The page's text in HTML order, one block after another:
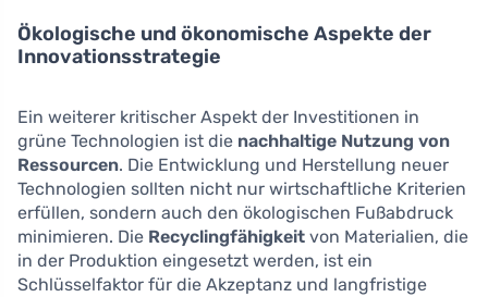
Ökologische und ökonomische Aspekte der
Innovationsstrategie
Ein weiterer kritischer Aspekt der Investitionen in
grüne Technologien ist die nachhaltige Nutzung von
Ressourcen. Die Entwicklung und Herstellung neuer
Technologien sollten nicht nur wirtschaftliche Kriterien
erfüllen, sondern auch den ökologischen Fußabdruck
minimieren. Die Recyclingfähigkeit von Materialien, die
in der Produktion eingesetzt werden, ist ein
Schlüsselfaktor für die Akzeptanz und langfristige